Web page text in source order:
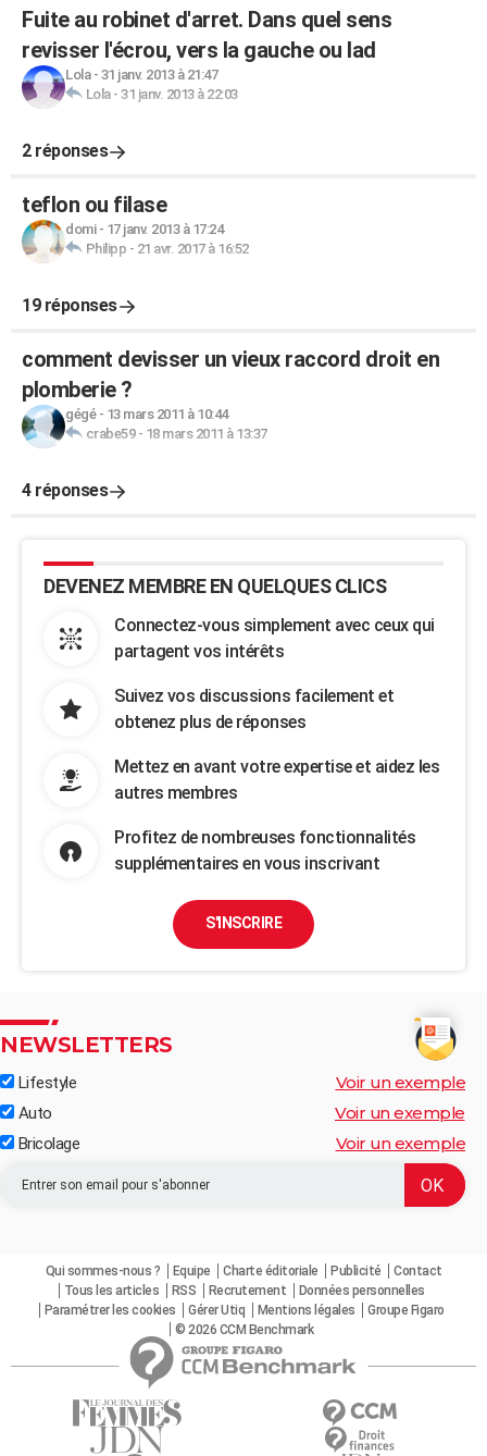
Fuite au robinet d'arret. Dans quel sens
revisser l'écrou, vers la gauche ou lad
Lola- 31 janv. 2013 à 21:47
Lola- 31 janv. 2013 à 22:03
2 réponses
teflon ou filase
domi- 17 janv. 2013 à 17:24
Philipp - 21 avr. 2017 à 16:52
19 réponses
comment devisser un vieux raccord droit en
plomberie ?
gégé- 13 mars 2011 à 10:44
crabe59- 18 mars 2011 à 13:37
4 réponses
DEVENEZ MEMBRE EN QUELQUES CLICS
Connectez-vous simplement avec ceux qui
partagent vos intérêts
Suivez vos discussions facilement et
obtenez plus de réponses
Mettez en avant votre expertise et aidez les
autres membres
Profitez de nombreuses fonctionnalités
supplémentaires en vous inscrivant
S'INSCRIRE
NEWSLETTERS
Lifestyle Voir un exemple
Auto Voir un exemple
Bricolage Voir un exemple
Qui sommes-nous ? Equipe Charte éditoriale Publicité
Contact
Tous les articles
RSS Recrutement
Données personnelles
Paramétrer les cookies
Gérer Utiq Mentions légales
Groupe Figaro
© 2026 CCM Benchmark